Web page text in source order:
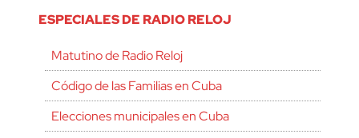
ESPECIALES DE RADIO RELOJ
Matutino de Radio Reloj
Código de las Familias en Cuba
Elecciones municipales en Cuba